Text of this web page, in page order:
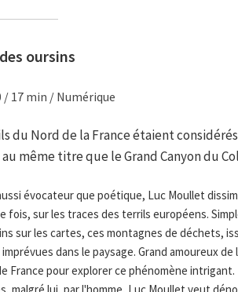
oursins
/ 17 min / Numérique
du Nord de la France étaient
même titre que le Grand Canyon du
évocateur que poétique, Luc Moullet
fois, sur les traces des terrils européens.
sur les cartes, ces montagnes de déchets,
dans le paysage. Grand amoureux
France pour explorer ce phénomène intrigant.